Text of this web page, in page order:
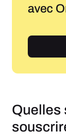
avec
Quelles